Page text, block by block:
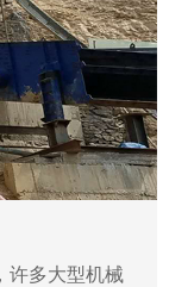
许多大型机械